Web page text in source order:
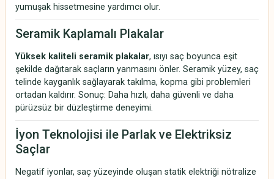
yumuşak hissetmesine yardımcı olur.
Seramik Kaplamalı Plakalar
Yüksek kaliteli seramik plakalar, ısıyı saç boyunca eşit
şekilde dağıtarak saçların yanmasını önler. Seramik yüzey, saç
telinde kayganlık sağlayarak takılma, kopma gibi problemleri
ortadan kaldırır. Sonuç: Daha hızlı, daha güvenli ve daha
pürüzsüz bir düzleştirme deneyimi.
İyon Teknolojisi ile Parlak ve Elektriksiz
Saçlar
Negatif iyonlar, saç yüzeyinde oluşan statik elektriği nötralize